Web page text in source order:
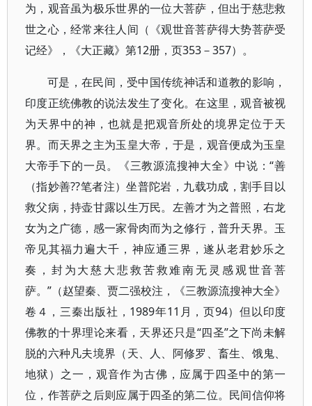
为，观音虽为极乐世界的一位大菩萨，但出于慈悲救
世之心，经常来往人间（《观世音菩萨得大势菩萨受
记经》，《大正藏》第12册，页353－357）。
可是，在民间，受中国传统神话和道教的影响，
印度正统佛教的说法发生了变化。在这里，观音被视
为天界中的神，也就是把观音所处的境界定位于天
界。而天界之主为玉皇大帝，于是，观音便成为玉皇
大帝手下的一员。《三教源流搜神大全》中说：“善
（指妙善??笔者注）坐普陀岩，九载功成，割手目以
救父病，持壶甘露以生万民。左善才为之普照，右龙
女为之广德，感一家骨肉而为之修行，普升天界。玉
帝见其福力遍大千，神应通三界，遂从老君妙乐之
奏，封为大慈大悲救苦救难南无灵感观世音菩
萨。”（赵望秦、贾二强校注，《三教源流搜神大全》
卷４，三秦出版社，1989年11月，页94）但以印度
佛教的十界理论来看，天界还只是“四圣”之下尚未解
脱的六种凡夫境界（天、人、阿修罗、畜生、饿鬼、
地狱）之一，观音作为古佛，应属于四圣中的第一
位，作菩萨之后则应属于四圣的第二位。民间信仰将